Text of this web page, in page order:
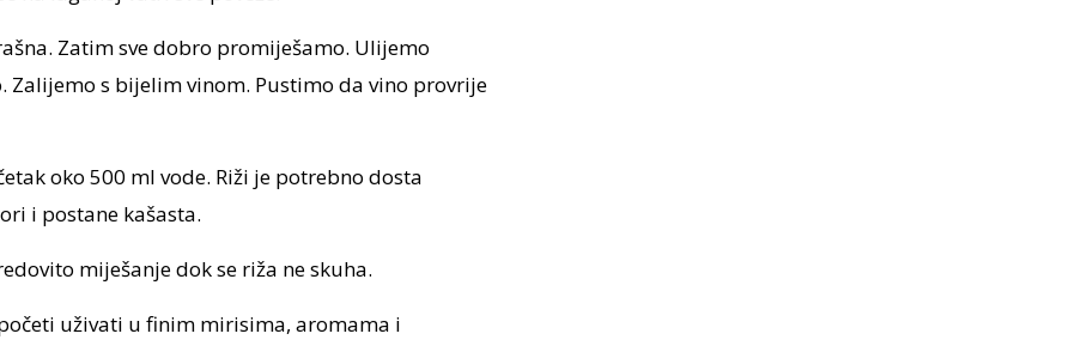
Zatim sve dobro promiješamo. Ulijemo
Zalijemo s bijelim vinom. Pustimo da vino provrije
oko 500 ml vode. Riži je potrebno dosta
i postane kašasta.
miješanje dok se riža ne skuha.
uživati u finim mirisima, aromama i